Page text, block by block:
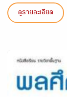
ดูรายละเอียด